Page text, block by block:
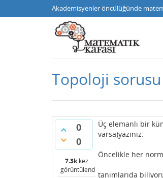
Akademisyenler öncülüğünde
Topoloji sorusu
0
0
7.3kkez
görüntülendi
Üç elemanlı bir
varsa)yazınız.
Öncelikle her
tanımlarıda